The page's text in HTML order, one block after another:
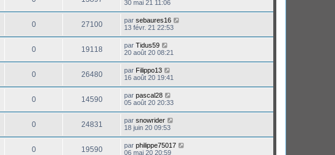
30 mai 21 11:06
0 27100 par sebaures16
13 févr. 21 22:53
0 19118 par Tidus59
20 août 20 08:21
0 26480 par Filippo13
16 août 20 19:41
0 14590 par pascal28
05 août 20 20:33
0 24831 par snowrider
18 juin 20 09:53
0 19590 par philippe75017
06 mai 20 20:59